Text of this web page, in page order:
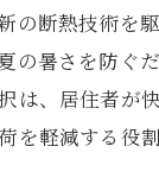
の断熱技術を
の暑さを防ぐ
は、居住者が
を軽減する役